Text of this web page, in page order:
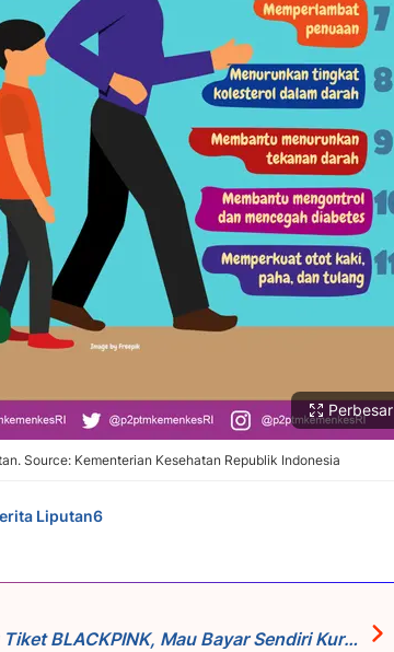
Perbesar
Source: Kementerian Kesehatan Republik Indonesia
Liputan6
BLACKPINK, Mau Bayar Sendiri Kursi